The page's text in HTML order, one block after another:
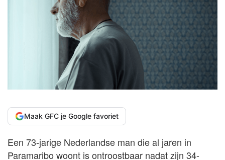
Maak GFC je Google favoriet
Een 73-jarige Nederlandse man die al jaren in
Paramaribo woont is ontroostbaar nadat zijn 34-